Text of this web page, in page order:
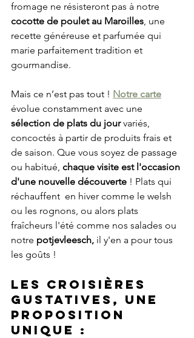
fromage ne résisteront pas à notre
cocotte de poulet au Maroilles, une
recette généreuse et parfumée qui
marie parfaitement tradition et
gourmandise.
Mais ce n’est pas tout ! Notre carte
évolue constamment avec une
sélection de plats du jour variés,
concoctés à partir de produits frais et
de saison. Que vous soyez de passage
ou habitué, chaque visite est l'occasion
d'une nouvelle découverte ! Plats qui
réchauffent  en hiver comme le welsh
ou les rognons, ou alors plats
fraîcheurs l'été comme nos salades ou
notre potjevleesch, il y'en a pour tous
les goûts !
Les croisières
gustatives, une
proposition
unique :